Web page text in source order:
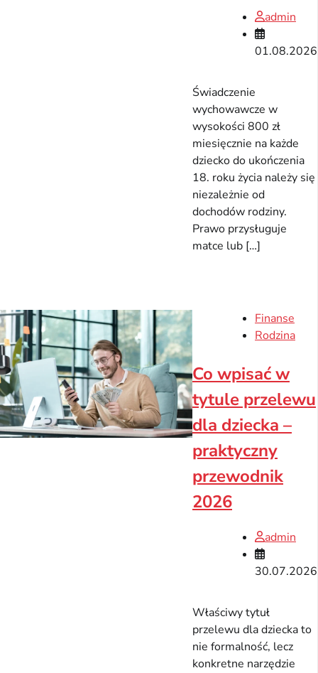
admin
01.08.2026
Świadczenie
wychowawcze w
wysokości 800 zł
miesięcznie na każde
dziecko do ukończenia
18. roku życia należy się
niezależnie od
dochodów rodziny.
Prawo przysługuje
matce lub […]
Finanse
Rodzina
Co wpisać w
tytule przelewu
dla dziecka –
praktyczny
przewodnik
2026
admin
30.07.2026
Właściwy tytuł
przelewu dla dziecka to
nie formalność, lecz
konkretne narzędzie